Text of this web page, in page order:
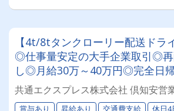
【4t/8tタンクローリー配送ドラ
◎仕事量安定の大手企業取引◎
し◎月給30万～40万円◎完全日
◎60歳以降も長く活躍できる環
実で未経験の方も安心★
共通エクスプレス株式会社 倶知安営
賞与あり 昇給あり 交通費支給 休日4